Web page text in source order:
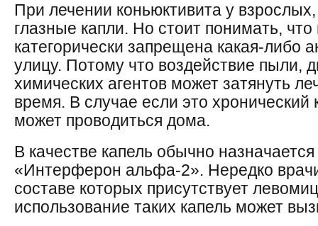
При лечении коньюктивита у
глазные капли. Но стоит понимать,
категорически запрещена какая-либо
улицу. Потому что воздействие пыли,
химических агентов может затянуть
время. В случае если это хронический
может проводиться дома.
В качестве капель обычно
«Интерферон альфа-2». Нередко
составе которых присутствует
использование таких капель может